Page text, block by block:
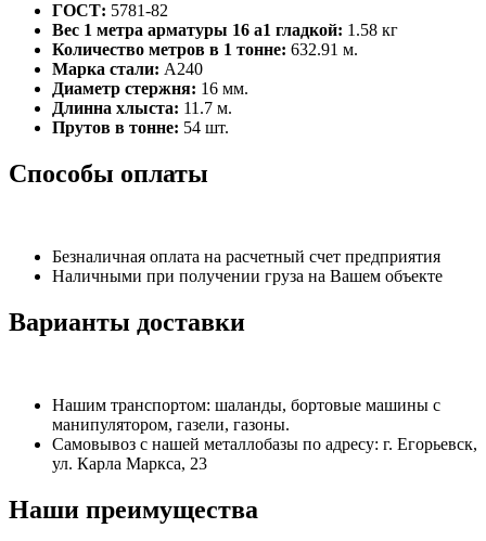
ГОСТ: 5781-82
Вес 1 метра арматуры 16 а1 гладкой: 1.58 кг
Количество метров в 1 тонне: 632.91 м.
Марка стали: А240
Диаметр стержня: 16 мм.
Длинна хлыста: 11.7 м.
Прутов в тонне: 54 шт.
Способы оплаты
Безналичная оплата на расчетный счет предприятия
Наличными при получении груза на Вашем объекте
Варианты доставки
Нашим транспортом: шаланды, бортовые машины с
манипулятором, газели, газоны.
Самовывоз с нашей металлобазы по адресу: г. Егорьевск,
ул. Карла Маркса, 23
Наши преимущества